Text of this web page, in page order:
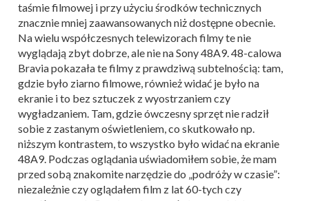
taśmie filmowej i przy użyciu środków technicznych
znacznie mniej zaawansowanych niż dostępne obecnie.
Na wielu współczesnych telewizorach filmy te nie
wyglądają zbyt dobrze, ale nie na Sony 48A9. 48-calowa
Bravia pokazała te filmy z prawdziwą subtelnością: tam,
gdzie było ziarno filmowe, również widać je było na
ekranie i to bez sztuczek z wyostrzaniem czy
wygładzaniem. Tam, gdzie ówczesny sprzęt nie radził
sobie z zastanym oświetleniem, co skutkowało np.
niższym kontrastem, to wszystko było widać na ekranie
48A9. Podczas oglądania uświadomiłem sobie, że mam
przed sobą znakomite narzędzie do „podróży w czasie”:
niezależnie czy oglądałem film z lat 60-tych czy